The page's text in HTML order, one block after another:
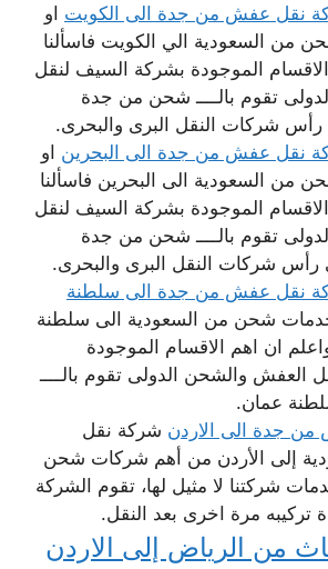
نقل عفش من جدة الى الكويت او
من السعودية الي الكويت فاسألنا
الموجودة بشركة السيف لنقل
تقوم بالــــ شحن من جدة
شركات النقل البرى والبحرى.
نقل عفش من جدة الى البحرين او
السعودية الى البحرين فاسألنا
الموجودة بشركة السيف لنقل
تقوم بالــــ شحن من جدة
رأس شركات النقل البرى والبحرى.
نقل عفش من جدة الى سلطنة
شحن من السعودية الى سلطنة
ان اهم الاقسام الموجودة
العفش والشحن الدولى تقوم بالــــ
عمان.
جدة الى الاردن شركة نقل
إلى الأردن من أهم شركات شحن
شركتنا لا مثيل لها، تقوم الشركة
تركيبه مرة اخرى بعد النقل.
من الرياض إلى الاردن